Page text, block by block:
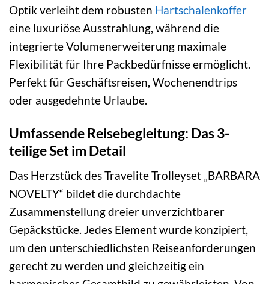
Optik verleiht dem robusten Hartschalenkoffer
eine luxuriöse Ausstrahlung, während die
integrierte Volumenerweiterung maximale
Flexibilität für Ihre Packbedürfnisse ermöglicht.
Perfekt für Geschäftsreisen, Wochenendtrips
oder ausgedehnte Urlaube.
Umfassende Reisebegleitung: Das 3-
teilige Set im Detail
Das Herzstück des Travelite Trolleyset „BARBARA
NOVELTY“ bildet die durchdachte
Zusammenstellung dreier unverzichtbarer
Gepäckstücke. Jedes Element wurde konzipiert,
um den unterschiedlichsten Reiseanforderungen
gerecht zu werden und gleichzeitig ein